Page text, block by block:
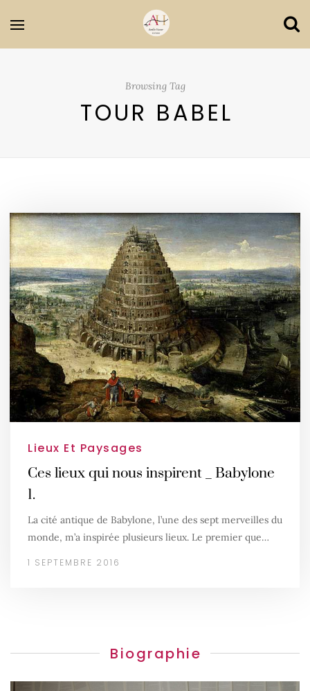
Browsing Tag
TOUR BABEL
Lieux Et Paysages
Ces lieux qui nous inspirent _ Babylone
1.
La cité antique de Babylone, l’une des sept merveilles du
monde, m’a inspirée plusieurs lieux. Le premier que…
1 SEPTEMBRE 2016
Biographie